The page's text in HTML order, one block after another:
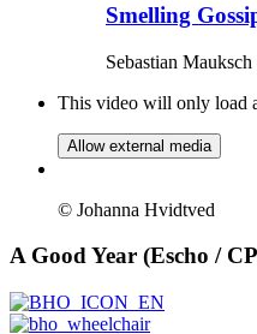
Smelling
Sebastian
This video will only load
Allow external media
© Johanna Hvidtved
A Good Year (Escho /